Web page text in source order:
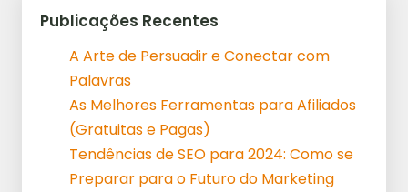
Publicações Recentes
A Arte de Persuadir e Conectar com
Palavras
As Melhores Ferramentas para Afiliados
(Gratuitas e Pagas)
Tendências de SEO para 2024: Como se
Preparar para o Futuro do Marketing